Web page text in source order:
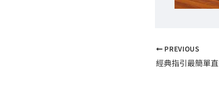
PREVIOUS
經典指引最簡單